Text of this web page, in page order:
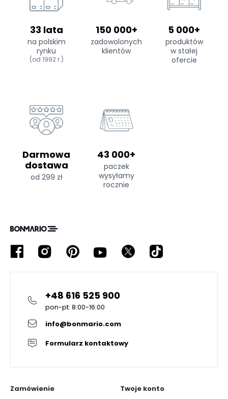
33 lata
na polskim
rynku
(od 1992 r.)
150 000+
zadowolonych
klientów
5 000+
produktów
w stałej
ofercie
Darmowa
dostawa
od 299 zł
43 000+
paczek
wysyłamy
rocznie
+48 616 525 900
pon-pt: 8:00-16:00
info@bonmario.com
Formularz kontaktowy
Zamówienie
Twoje konto